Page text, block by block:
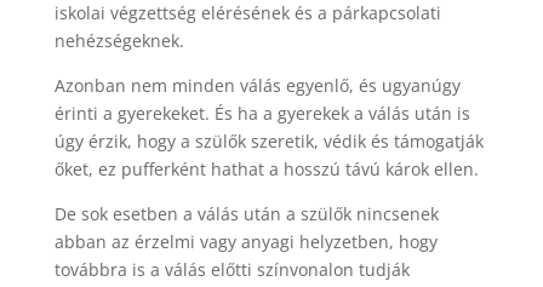
iskolai végzettség elérésének és a párkapcsolati
nehézségeknek.
Azonban nem minden válás egyenlő, és ugyanúgy
érinti a gyerekeket. És ha a gyerekek a válás után is
úgy érzik, hogy a szülők szeretik, védik és támogatják
őket, ez pufferként hathat a hosszú távú károk ellen.
De sok esetben a válás után a szülők nincsenek
abban az érzelmi vagy anyagi helyzetben, hogy
továbbra is a válás előtti színvonalon tudják